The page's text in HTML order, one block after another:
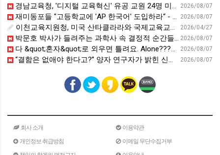
2026/08/07
경남교육청, '디지털 교육혁신' 유공 교원 24명 미국 연수 - 연합뉴스
2026/08/07
재미동포들 "고등학교에 'AP 한국어' 도입하라“ - 재외동포신문
2026/04/27
이천교육지원청, 미국 산타클라라와 국제교육교류 파트너십 회의 개최:경인투데이뉴스 - 경인투데이뉴스
2026/08/07
박문호 박사가 들려주는 과학사 속 결정적 순간들! 직관을 뛰어넘는 과학적 통찰 : 생각하는 청소년을 위한 과학 시리즈 1부(feat.박문호 박사)
2026/08/07
다 &quot;혼자&quot;로 외우면 틀려요. Alone????By myself????On my own
2026/08/07
“결함은 없애야 한다고?” 양자 연구자가 밝힌 신비: 없애려던 흠이 무기가 되는 방법 | 이정현 KIST 양자기술연구단 선임연구원 | 양자 컴퓨터 인생 | 세바시 2121회
회사 소개
이용약관
개인정보 취급방침
이메일 무단수집거부